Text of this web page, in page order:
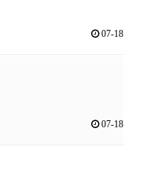
07-18
07-18